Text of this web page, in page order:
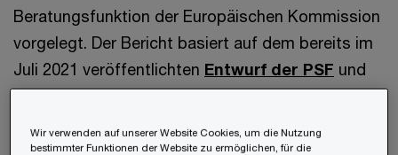
Beratungsfunktion der Europäischen Kommission
vorgelegt. Der Bericht basiert auf dem bereits im
Juli 2021 veröffentlichten Entwurf der PSF und
berücksichtigt die aus der Konsultation
Wir verwenden auf unserer Website Cookies, um die Nutzung
bestimmter Funktionen der Website zu ermöglichen, für die